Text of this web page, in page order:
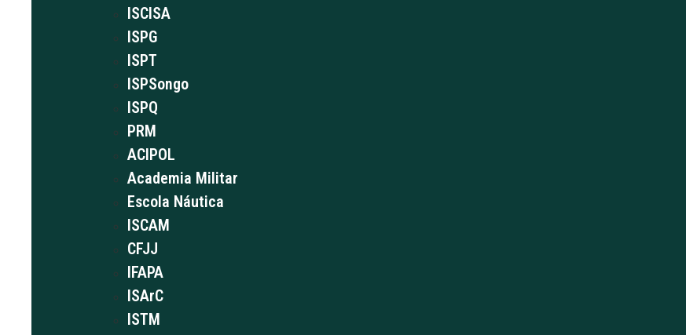
ISCISA
ISPG
ISPT
ISPSongo
ISPQ
PRM
ACIPOL
Academia Militar
Escola Náutica
ISCAM
CFJJ
IFAPA
ISArC
ISTM